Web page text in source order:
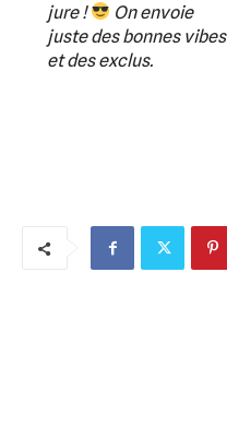
jure !
On envoie
juste des bonnes vibes
et des exclus.